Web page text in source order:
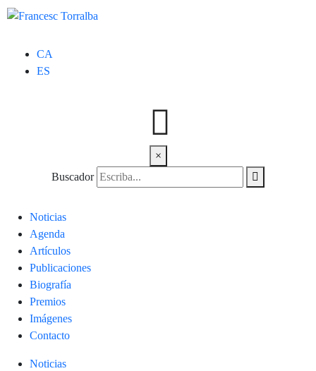
CA
ES
×
Buscador
Noticias
Agenda
Artículos
Publicaciones
Biografía
Premios
Imágenes
Contacto
Noticias